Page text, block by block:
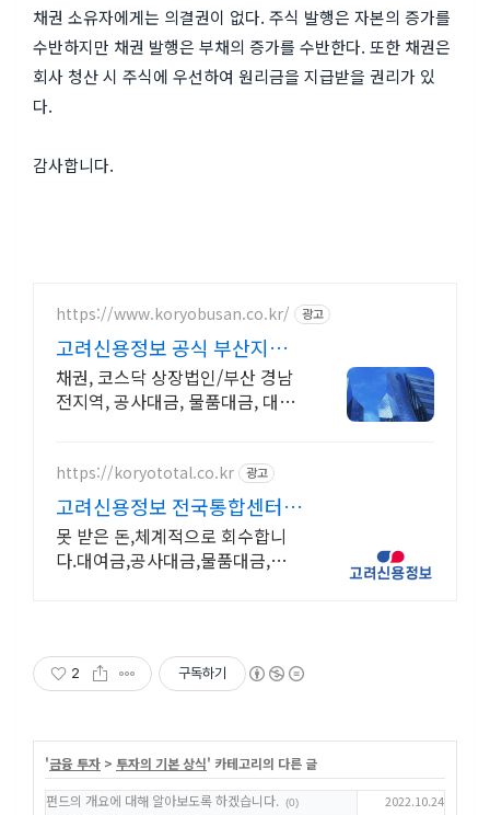
채권 소유자에게는 의결권이 없다. 주식 발행은 자본의 증가를
수반하지만 채권 발행은 부채의 증가를 수반한다. 또한 채권은
회사 청산 시 주식에 우선하여 원리금을 지급받을 권리가 있
다.
감사합니다.
https://www.koryobusan.co.kr/ 광고
고려신용정보 공식 부산지점
당일접수 각종 미수금 상담!
채권, 코스닥 상장법인/부산 경남
전지역, 공사대금, 물품대금, 대여
https://koryototal.co.kr 광고
고려신용정보 전국통합센터
전지역 미수금 전문상담
못 받은 돈,체계적으로 회수합니
다.대여금,공사대금,물품대금,분양
2 구독하기
'금융 투자 > 투자의 기본 상식' 카테고리의 다른 글
펀드의 개요에 대해 알아보도록 하겠습니다.
(0) 2022.10.24